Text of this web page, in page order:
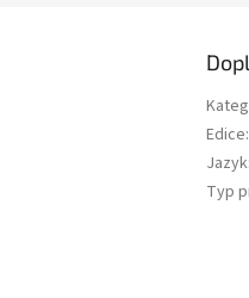
Edice:
Jazyk
Typ